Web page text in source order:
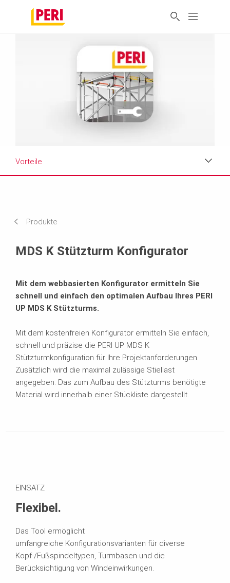
Vorteile
Produkte
MDS K Stützturm Konfigurator
Mit dem webbasierten Konfigurator ermitteln Sie
schnell und einfach den optimalen Aufbau Ihres PERI
UP MDS K Stützturms.
Mit dem kostenfreien Konfigurator ermitteln Sie einfach,
schnell und präzise die PERI UP MDS K
Stützturmkonfiguration für Ihre Projektanforderungen.
Zusätzlich wird die maximal zulässige Stiellast
angegeben. Das zum Aufbau des Stützturms benötigte
Material wird innerhalb einer Stückliste dargestellt.
EINSATZ
Flexibel.
Das Tool ermöglicht
umfangreiche Konfigurationsvarianten für diverse
Kopf-/Fußspindeltypen, Turmbasen und die
Berücksichtigung von Windeinwirkungen.